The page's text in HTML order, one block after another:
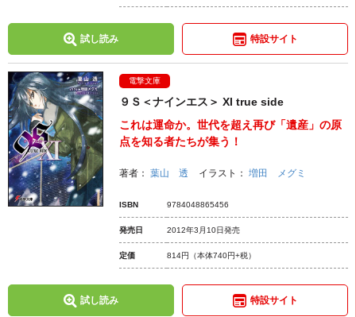
試し読み 特設サイト
電撃文庫
９Ｓ＜ナインエス＞ XI true side
これは運命か。世代を超え再び「遺産」の原
点を知る者たちが集う！
著者： 葉山 透 イラスト： 増田 メグミ
ISBN 9784048865456
発売日 2012年3月10日発売
定価 814円 （本体740円+税）
試し読み 特設サイト